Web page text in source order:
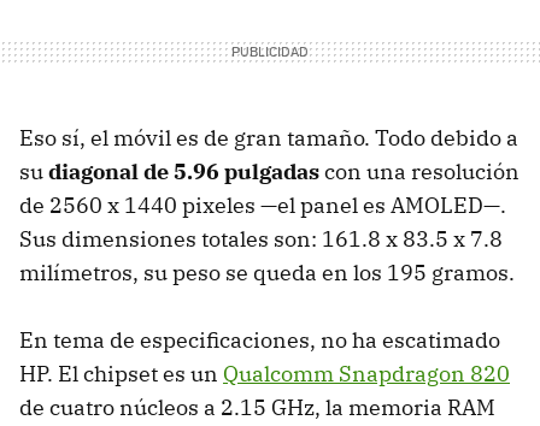
Eso sí, el móvil es de gran tamaño. Todo debido a
sudiagonal de 5.96 pulgadascon una resolución
de 2560 x 1440 pixeles —el panel es AMOLED—.
Sus dimensiones totales son: 161.8 x 83.5 x 7.8
milímetros, su peso se queda en los 195 gramos.
En tema de especificaciones, no ha escatimado
HP. El chipset es un Qualcomm Snapdragon 820
de cuatro núcleos a 2.15 GHz, la memoria RAM